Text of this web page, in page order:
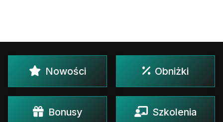
Nowości Obniżki
Bonusy Szkolenia